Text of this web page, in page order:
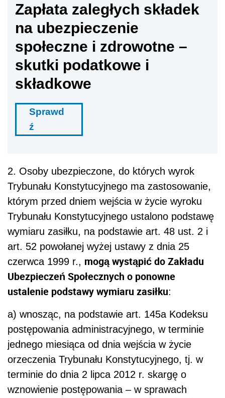
Zapłata zaległych składek
na ubezpieczenie
społeczne i zdrowotne –
skutki podatkowe i
składkowe
Sprawd
ź
2. Osoby ubezpieczone, do których wyrok
Trybunału Konstytucyjnego ma zastosowanie,
którym przed dniem wejścia w życie wyroku
Trybunału Konstytucyjnego ustalono podstawę
wymiaru zasiłku, na podstawie art. 48 ust. 2 i
art. 52 powołanej wyżej ustawy z dnia 25
czerwca 1999 r., mogą wystąpić do Zakładu
Ubezpieczeń Społecznych o ponowne
ustalenie podstawy wymiaru zasiłku:
a) wnosząc, na podstawie art. 145a Kodeksu
postępowania administracyjnego, w terminie
jednego miesiąca od dnia wejścia w życie
orzeczenia Trybunału Konstytucyjnego, tj. w
terminie do dnia 2 lipca 2012 r. skargę o
wznowienie postępowania – w sprawach